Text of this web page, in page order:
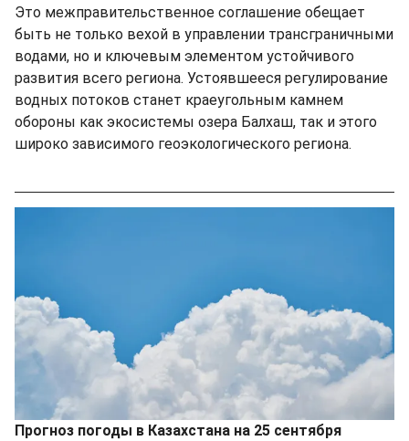
Это межправительственное соглашение обещает
быть не только вехой в управлении трансграничными
водами, но и ключевым элементом устойчивого
развития всего региона. Устоявшееся регулирование
водных потоков станет краеугольным камнем
обороны как экосистемы озера Балхаш, так и этого
широко зависимого геоэкологического региона.
Прогноз погоды в Казахстана на 25 сентября